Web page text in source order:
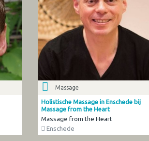
Massage
Holistische Massage in Enschede bij
Massage from the Heart
Massage from the Heart
Enschede